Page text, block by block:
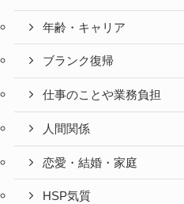
年齢・キャリア
ブランク復帰
仕事のことや業務負担
人間関係
恋愛・結婚・家庭
HSP気質